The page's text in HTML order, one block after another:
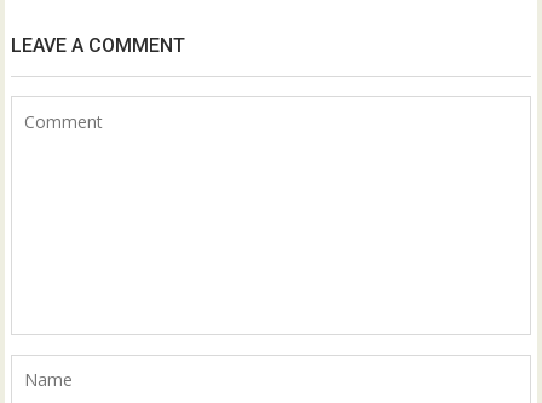
LEAVE A COMMENT